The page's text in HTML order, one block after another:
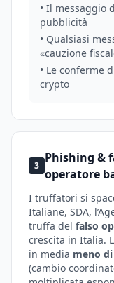
• Il messaggio
pubblicità
• Qualsiasi
«cauzione
• Le conferme
crypto
3
Phishing &
operatore
I truffatori si
Italiane, SDA,
truffa del falso
crescita in Italia.
in media meno
(cambio